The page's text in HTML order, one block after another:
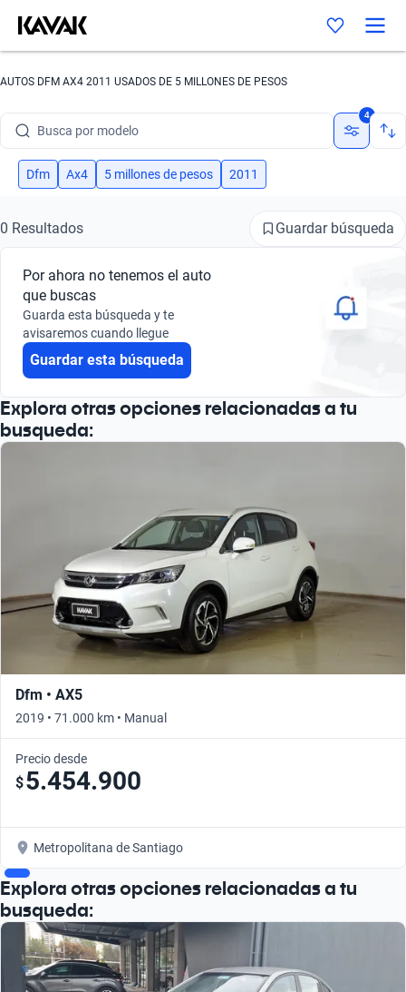
AUTOS DFM AX4 2011 USADOS DE 5 MILLONES DE PESOS
Busca por modelo
Busca por versión
Busca por marca
Busca por modelo
Busca por versión
4
Dfm Ax4 5 millones de pesos 2011
0 Resultados Guardar búsqueda
Por ahora no tenemos el auto
que buscas
Guarda esta búsqueda y te
avisaremos cuando llegue
Guardar esta búsqueda
Explora otras opciones relacionadas a tu
busqueda:
Dfm • AX5
2019 • 71.000 km • Manual
Precio desde
$5.454.900
Metropolitana de Santiago
Explora otras opciones relacionadas a tu
busqueda: